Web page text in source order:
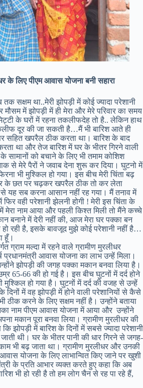
के लिए पीएम आवास योजना बनी सहारा
सक्षम था..मेरी झोपड़ी में कोई ज्यादा परेशानी
मौसम में झोपड़ी में ही मेरा और मेरे परिवार का समय
के घरों में रहना तकलीफदेह तो है.. लेकिन हाथ
दूर की जा सकती है…मैं भी बारिश आते ही
सहित खपरैल ठीक करता था। बारिश के बाद
था और तेज बारिश में घर के भीतर गिरने वाली
सामानों को बचाने के लिए भी तमाम कोशिश
मेरे पैरों ने जवाब देना शुरू कर दिया। घुटनो में
भी मुश्किल हो गया। इस बीच मेरी चिंता बढ़
के छत पर चढ़कर खपरैल ठीक तो कर लेता
यह सब करना आसान नहीं रह गया। मैं तनाव में
फिर वही परेशानी झेलनी होगी ! मेरी इस चिंता के
मेरा नाम आया और पहली किश्त मिली तो मैंने कच्चे
बनाने में देरी नहीं की, आज मेरा घर पक्का बन
रही है, इसके बावजूद मुझे कोई परेशानी नहीं है…
हूँ।
ग्राम मल्दा में रहने वाले ग्रामीण मुरलीधर
प्रधानमंत्री आवास योजना का लाभ उन्हें मिला।
झोपड़ी की जगह पक्का मकान बनवा लिया है।
65-66 की हो गई है। इस बीच घुटनों में दर्द होने
हो गया है। घुटनों में दर्द की वजह से उन्हें
के दिनों में वह झोपड़ी में होने वाली परेशानियों से कैसे
ठीक करने के लिए सक्षम नहीं है। उन्होंने बताया
नाम पीएम आवास योजना में आया और उन्होंने
मकान पूरा बनवा लिया। ग्रामीण मुरलीधर की
कि झोपड़ी में बारिश के दिनों में सबसे ज्यादा परेशानी
थी। घर के भीतर पानी की धार गिरने से जगह-
भी बढ़ जाता था। ग्रामीण मुरलीधर और उनकी
आवास योजना के लिए लाभान्वित किए जाने पर खुशी
के प्रति आभार व्यक्त करते हुए कहा कि अब
भी हो रही है तो हम लोग चैन से रह पा रहे हैं,